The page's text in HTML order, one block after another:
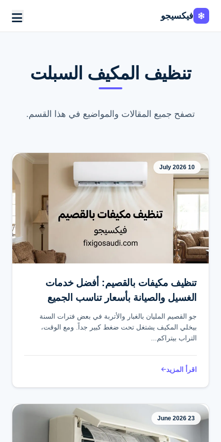
فيكسيجو
FixiGo
تواصل عبر واتساب
تنظيف المكيف السبلت
تصفح جميع المقالات والمواضيع في هذا القسم.
10 July 2026
تنظيف مكيفات بالقصيم: أفضل خدمات
الغسيل والصيانة بأسعار تناسب الجميع
جو القصيم المليان بالغبار والأتربة في بعض فترات السنة
بيخلي المكيف يشتغل تحت ضغط كبير جداً. ومع الوقت،
التراب بيتراكم...
اقرأ المزيد
23 June 2026